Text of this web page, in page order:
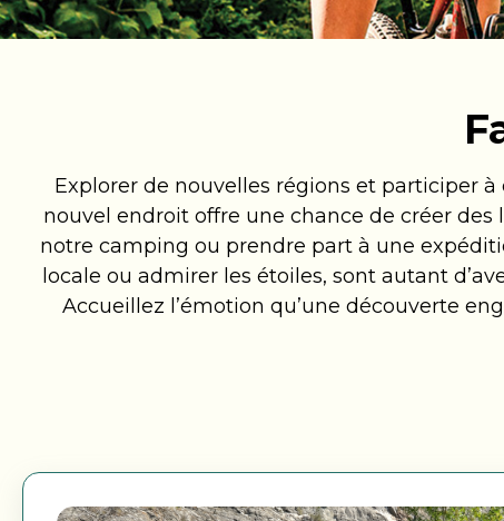
escapade idéale avec Parkbridge RV
Resorts dès aujourd'hui!
Skyline
Explorer de nouvelles régions et participer
nouvel endroit offre une chance de créer
notre camping ou prendre part à une
locale ou admirer les étoiles, sont autant
Accueillez l’émotion qu’une découverte